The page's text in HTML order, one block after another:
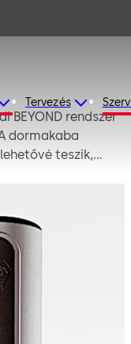
Tervezés
BEYOND rendszer
dormakaba
teszik,